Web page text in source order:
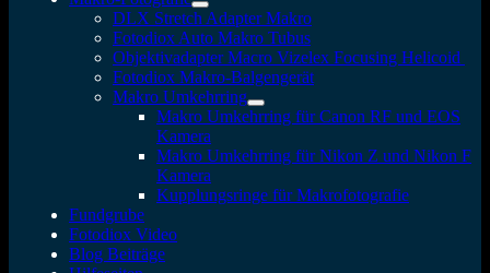
DLX Stretch Adapter Makro
Fotodiox Auto Makro Tubus
Objektivadapter Macro Vizelex Focusing Helicoid
Fotodiox Makro-Balgengerät
Makro Umkehrring
Makro Umkehrring für Canon RF und EOS
Kamera
Makro Umkehrring für Nikon Z und Nikon F
Kamera
Kupplungsringe für Makrofotografie
Fundgrube
Fotodiox Video
Blog Beiträge